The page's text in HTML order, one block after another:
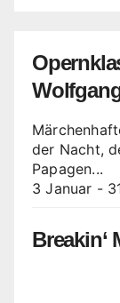
der Nacht,
Papagen...
3 Januar -
Breakin‘